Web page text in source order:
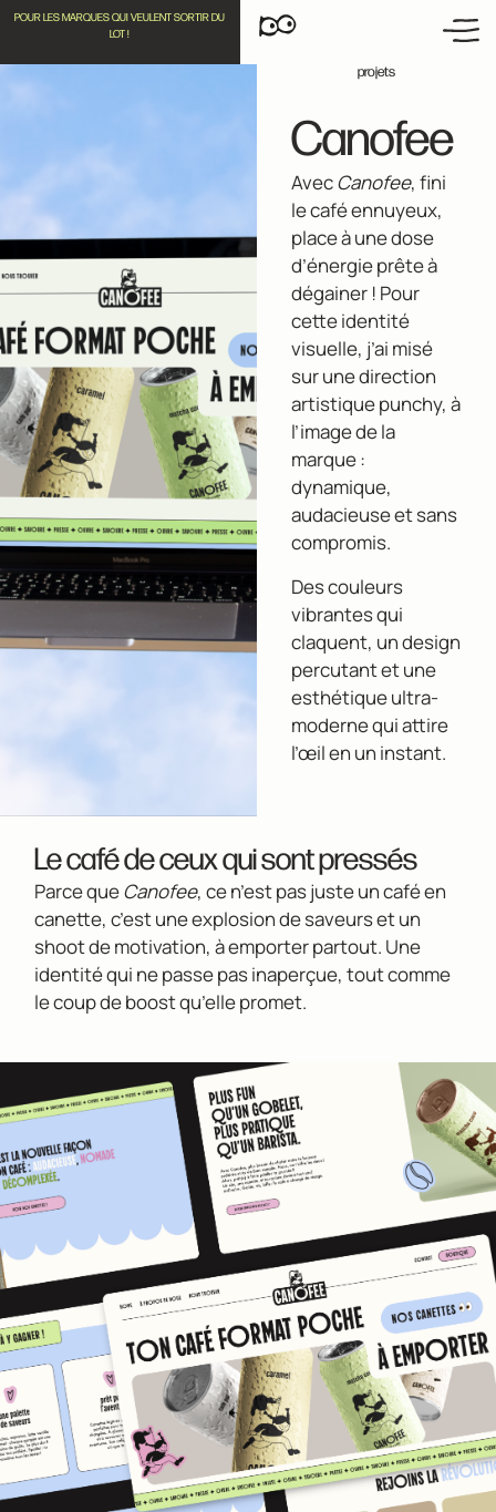
POUR LES MARQUES QUI VEULENT SORTIR DU
LOT !
projets
Canofee
AvecCanofee, fini
le café ennuyeux,
place à une dose
d’énergie prête à
dégainer ! Pour
cette identité
visuelle, j’ai misé
sur une direction
artistique punchy, à
l’image de la
marque :
dynamique,
audacieuse et sans
compromis.
Des couleurs
vibrantes qui
claquent, un design
percutant et une
esthétique ultra-
moderne qui attire
l’œil en un instant.
Le café de ceux qui sont pressés
Parce queCanofee, ce n’est pas juste un café en
canette, c’est une explosion de saveurs et un
shoot de motivation, à emporter partout. Une
identité qui ne passe pas inaperçue, tout comme
le coup de boost qu’elle promet.